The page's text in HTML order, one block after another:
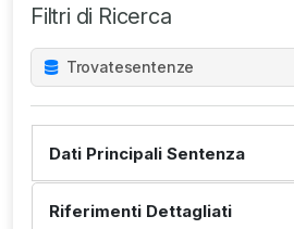
Filtri di Ricerca
Trovatesentenze
Dati Principali Sentenza
Riferimenti Dettagliati